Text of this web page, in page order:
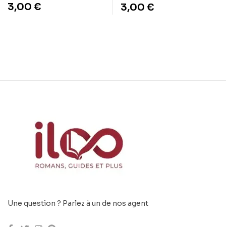
3,00 € 3,00 €
Une question ? Parlez à un de nos agent